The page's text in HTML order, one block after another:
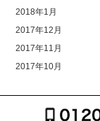
2018年1月
2017年12月
2017年11月
2017年10月